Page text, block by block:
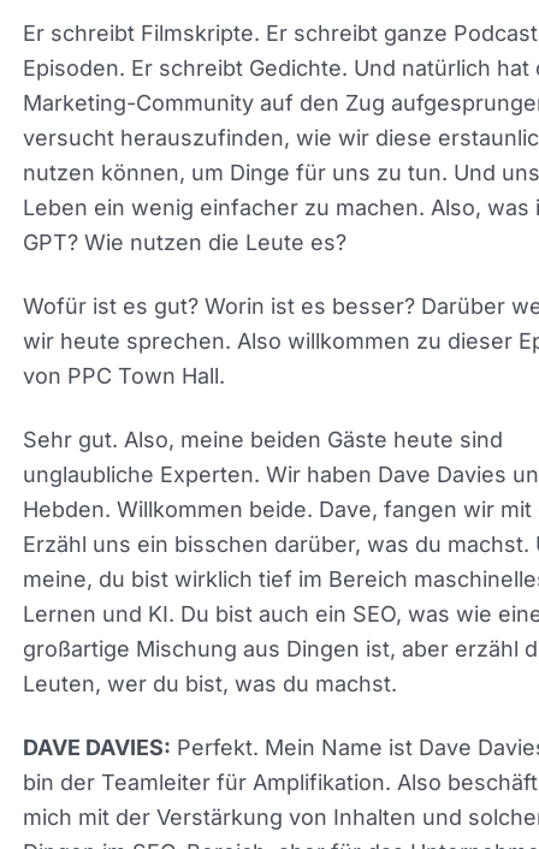
Er schreibt Filmskripte. Er schreibt ganze
Episoden. Er schreibt Gedichte. Und natürlich hat
Marketing-Community auf den Zug
versucht herauszufinden, wie wir diese
nutzen können, um Dinge für uns zu tun. Und
Leben ein wenig einfacher zu machen. Also, was
Chat GPT? Wie nutzen die Leute es?
Wofür ist es gut? Worin ist es besser? Darüber
wir heute sprechen. Also willkommen zu dieser
von PPC Town Hall.
Sehr gut. Also, meine beiden Gäste heute sind
unglaubliche Experten. Wir haben Dave Davies
Amy Hebden. Willkommen beide. Dave, fangen
dir an. Erzähl uns ein bisschen darüber, was du
Und ich meine, du bist wirklich tief im Bereich
maschinelles Lernen und KI. Du bist auch ein
wie eine großartige Mischung aus Dingen ist,
erzähl den Leuten, wer du bist, was du machst.
DAVE DAVIES:
Perfekt. Mein Name ist Dave
bin der Teamleiter für Amplifikation. Also
ich mich mit der Verstärkung von Inhalten und